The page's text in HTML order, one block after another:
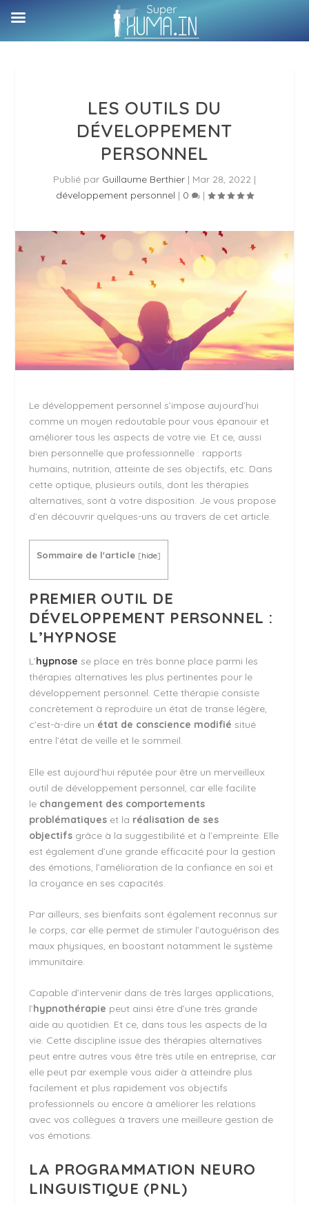
LES OUTILS DU
DÉVELOPPEMENT
PERSONNEL
Publié par Guillaume Berthier | Mar 28, 2022 |
développement personnel | 0 |
Le développement personnel s’impose aujourd’hui
comme un moyen redoutable pour vous épanouir et
améliorer tous les aspects de votre vie. Et ce, aussi
bien personnelle que professionnelle : rapports
humains, nutrition, atteinte de ses objectifs, etc. Dans
cette optique, plusieurs outils, dont les thérapies
alternatives, sont à votre disposition. Je vous propose
d’en découvrir quelques-uns au travers de cet article.
Sommaire de l'article [hide]
PREMIER OUTIL DE
DÉVELOPPEMENT PERSONNEL :
L’HYPNOSE
L’hypnose se place en très bonne place parmi les
thérapies alternatives les plus pertinentes pour le
développement personnel. Cette thérapie consiste
concrètement à reproduire un état de transe légère,
c’est-à-dire un état de conscience modifié situé
entre l’état de veille et le sommeil.
Elle est aujourd’hui réputée pour être un merveilleux
outil de développement personnel, car elle facilite
le changement des comportements
problématiques et la réalisation de ses
objectifs grâce à la suggestibilité et à l’empreinte. Elle
est également d’une grande efficacité pour la gestion
des émotions, l’amélioration de la confiance en soi et
la croyance en ses capacités.
Par ailleurs, ses bienfaits sont également reconnus sur
le corps, car elle permet de stimuler l’autoguérison des
maux physiques, en boostant notamment le système
immunitaire.
Capable d’intervenir dans de très larges applications,
l’hypnothérapie peut ainsi être d’une très grande
aide au quotidien. Et ce, dans tous les aspects de la
vie. Cette discipline issue des thérapies alternatives
peut entre autres vous être très utile en entreprise, car
elle peut par exemple vous aider à atteindre plus
facilement et plus rapidement vos objectifs
professionnels ou encore à améliorer les relations
avec vos collègues à travers une meilleure gestion de
vos émotions.
LA PROGRAMMATION NEURO
LINGUISTIQUE (PNL)